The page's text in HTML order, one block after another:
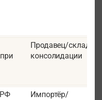
Продавец/склад
консолидации
Импортёр/